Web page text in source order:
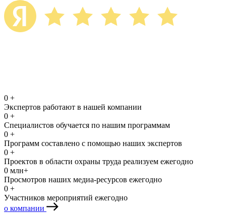
0 +
Экспертов работают в нашей компании
0 +
Специалистов обучается по нашим программам
0 +
Программ составлено с помощью наших экспертов
0 +
Проектов в области охраны труда реализуем ежегодно
0 млн+
Просмотров наших медиа-ресурсов ежегодно
0 +
Участников мероприятий ежегодно
о компании